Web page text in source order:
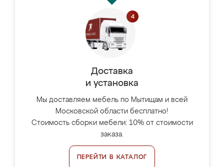
Доставка
и установка
Мы доставляем мебель по Мытищам и всей
Московской области бесплатно!
Стоимость сборки мебели: 10% от стоимости
заказа.
ПЕРЕЙТИ В КАТАЛОГ